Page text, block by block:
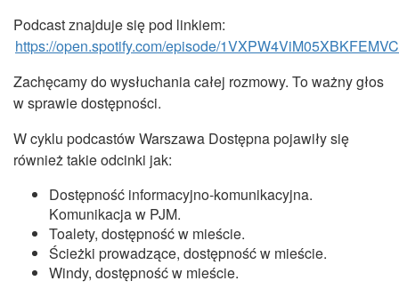
Podcast znajduje się pod linkiem:
https://open.spotify.com/episode/
Zachęcamy do wysłuchania całej rozmowy. To ważny głos
w sprawie dostępności.
W cyklu podcastów Warszawa Dostępna pojawiły się
również takie odcinki jak:
Dostępność informacyjno-komunikacyjna.
Komunikacja w PJM.
Toalety, dostępność w mieście.
Ścieżki prowadzące, dostępność w mieście.
Windy, dostępność w mieście.